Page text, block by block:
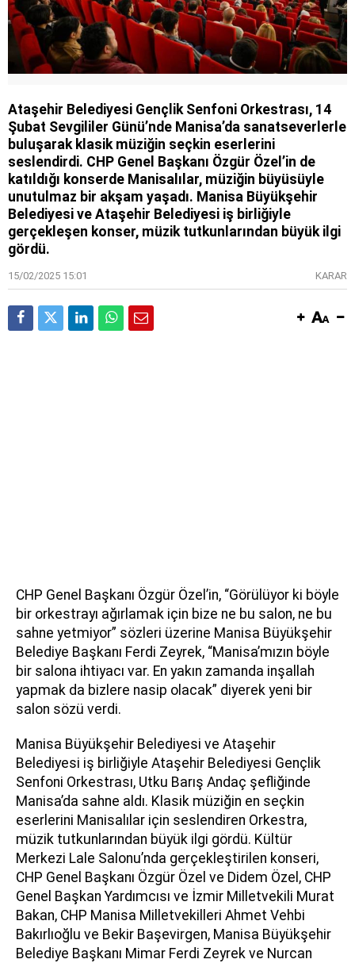
Ataşehir Belediyesi Gençlik Senfoni Orkestrası, 14
Şubat Sevgililer Günü’nde Manisa’da sanatseverlerle
buluşarak klasik müziğin seçkin eserlerini
seslendirdi. CHP Genel Başkanı Özgür Özel’in de
katıldığı konserde Manisalılar, müziğin büyüsüyle
unutulmaz bir akşam yaşadı. Manisa Büyükşehir
Belediyesi ve Ataşehir Belediyesi iş birliğiyle
gerçekleşen konser, müzik tutkunlarından büyük ilgi
gördü.
15/02/2025 15:01 KARAR
CHP Genel Başkanı Özgür Özel’in, “Görülüyor ki böyle
bir orkestrayı ağırlamak için bize ne bu salon, ne bu
sahne yetmiyor” sözleri üzerine Manisa Büyükşehir
Belediye Başkanı Ferdi Zeyrek, “Manisa’mızın böyle
bir salona ihtiyacı var. En yakın zamanda inşallah
yapmak da bizlere nasip olacak” diyerek yeni bir
salon sözü verdi.
Manisa Büyükşehir Belediyesi ve Ataşehir
Belediyesi iş birliğiyle Ataşehir Belediyesi Gençlik
Senfoni Orkestrası, Utku Barış Andaç şefliğinde
Manisa’da sahne aldı. Klasik müziğin en seçkin
eserlerini Manisalılar için seslendiren Orkestra,
müzik tutkunlarından büyük ilgi gördü. Kültür
Merkezi Lale Salonu’nda gerçekleştirilen konseri,
CHP Genel Başkanı Özgür Özel ve Didem Özel, CHP
Genel Başkan Yardımcısı ve İzmir Milletvekili Murat
Bakan, CHP Manisa Milletvekilleri Ahmet Vehbi
Bakırlıoğlu ve Bekir Başevirgen, Manisa Büyükşehir
Belediye Başkanı Mimar Ferdi Zeyrek ve Nurcan